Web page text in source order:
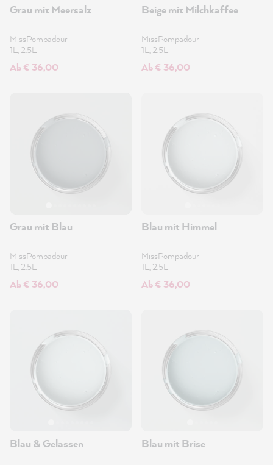
Grau mit Meersalz
MissPompadour
1L, 2.5L
Ab € 36,00
Beige mit Milchkaffee
MissPompadour
1L, 2.5L
Ab € 36,00
Grau mit Blau
MissPompadour
1L, 2.5L
Ab € 36,00
Blau mit Himmel
MissPompadour
1L, 2.5L
Ab € 36,00
Blau & Gelassen Blau mit Brise